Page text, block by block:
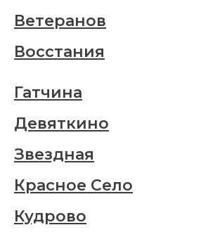
Ветеранов
Восстания
Гатчина
Девяткино
Звездная
Красное Село
Кудрово